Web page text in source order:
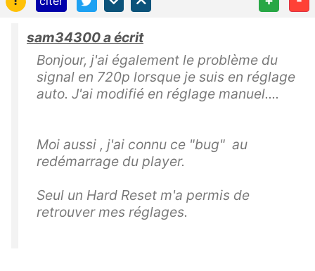
sam34300 a écrit
Bonjour, j'ai également le problème du
signal en 720p lorsque je suis en réglage
auto. J'ai modifié en réglage manuel....
Moi aussi , j'ai connu ce "bug" au
redémarrage du player.
Seul un Hard Reset m'a permis de
retrouver mes réglages.